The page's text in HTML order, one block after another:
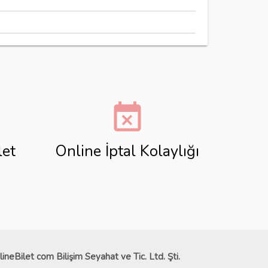
event_busy
Online İptal Kolaylığı
com Bilişim Seyahat ve Tic. Ltd. Şti.